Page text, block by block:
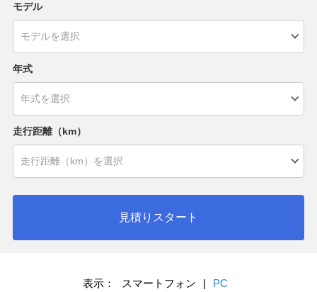
モデル
年式
走行距離（km）
見積りスタート
表示： スマートフォン | PC